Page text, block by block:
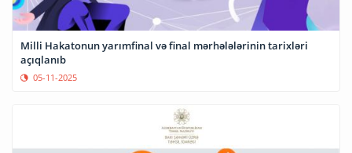
Milli Hakatonun yarımfinal və final mərhələlərinin tarixləri
açıqlanıb
05-11-2025